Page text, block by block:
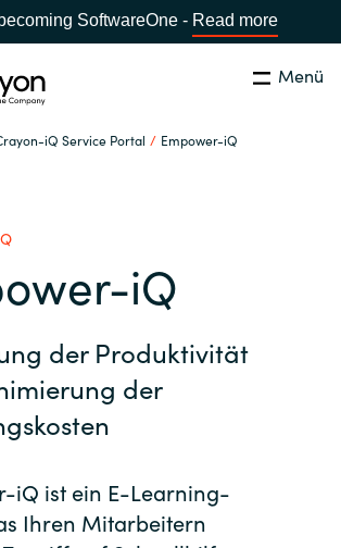
SoftwareOne - Read more
Menü
iQ Service Portal Empower-iQ
Global site
Africa
Australia
Bulgaria
Schliessen
iQ
der Produktivität
der
iQ ist ein E-Learning-
Ihren Mitarbeitern